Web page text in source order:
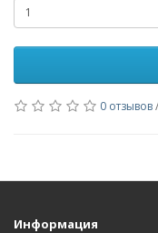
0 отзывов/
Информация